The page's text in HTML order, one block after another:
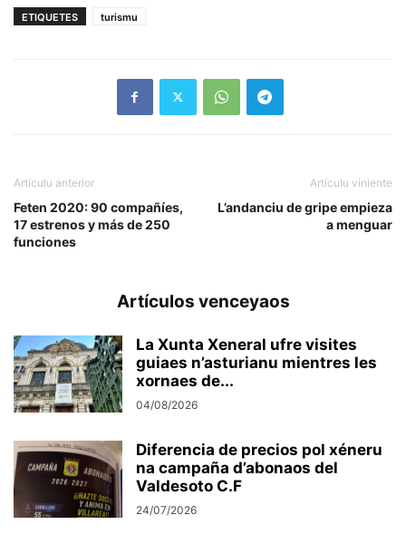
ETIQUETES turismu
Artículu anterior
Feten 2020: 90 compañíes,
17 estrenos y más de 250
funciones
Artículu viniente
L’andanciu de gripe empieza
a menguar
Artículos venceyaos
La Xunta Xeneral ufre visites
guiaes n’asturianu mientres les
xornaes de...
04/08/2026
Diferencia de precios pol xéneru
na campaña d’abonaos del
Valdesoto C.F
24/07/2026